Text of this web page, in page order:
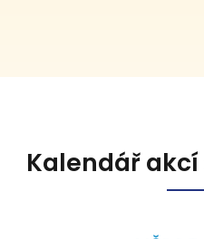
Kalendář akcí